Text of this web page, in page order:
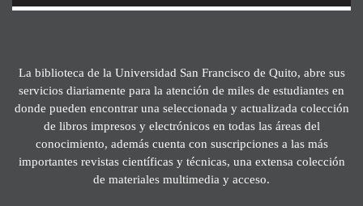
La biblioteca de la Universidad San Francisco de Quito, abre sus
servicios diariamente para la atención de miles de estudiantes en
donde pueden encontrar una seleccionada y actualizada colección
de libros impresos y electrónicos en todas las áreas del
conocimiento, además cuenta con suscripciones a las más
importantes revistas científicas y técnicas, una extensa colección
de materiales multimedia y acceso.